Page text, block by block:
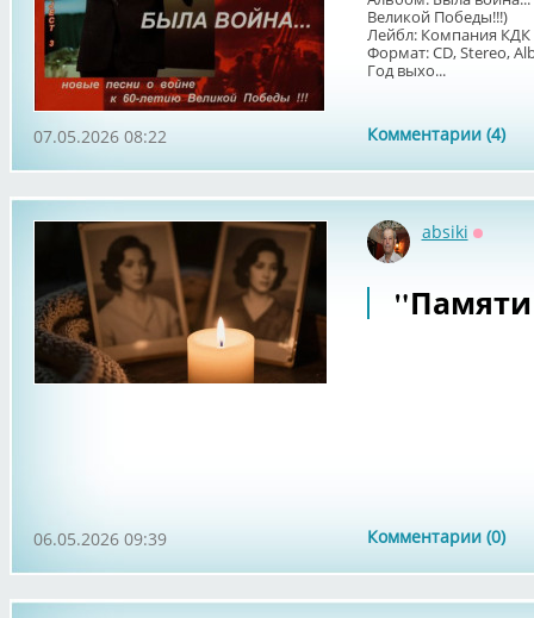
Великой Победы!!!)
Лейбл: Компания КДК
Формат: CD, Stereo,
Год выхо...
Комментарии (4)
07.05.2026 08:22
absiki
Комментарии (0)
06.05.2026 09:39